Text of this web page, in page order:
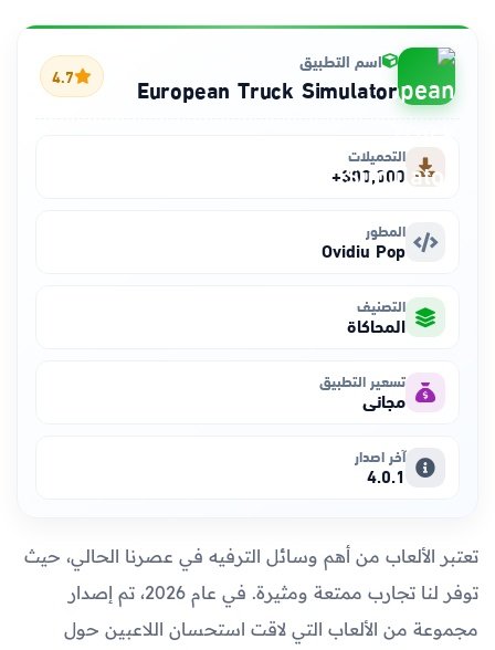
مواقع
ذكاء اصطناعي
اسم التطبيق
European Truck Simulator
4.7
التحميلات
300,000+
المطور
Ovidiu Pop
التصنيف
المحاكاة
تسعير التطبيق
مجاني
آخر اصدار
4.0.1
تعتبر الألعاب من أهم وسائل الترفيه في عصرنا الحالي، حيث
توفر لنا تجارب ممتعة ومثيرة. في عام 2026، تم إصدار
مجموعة من الألعاب التي لاقت استحسان اللاعبين حول